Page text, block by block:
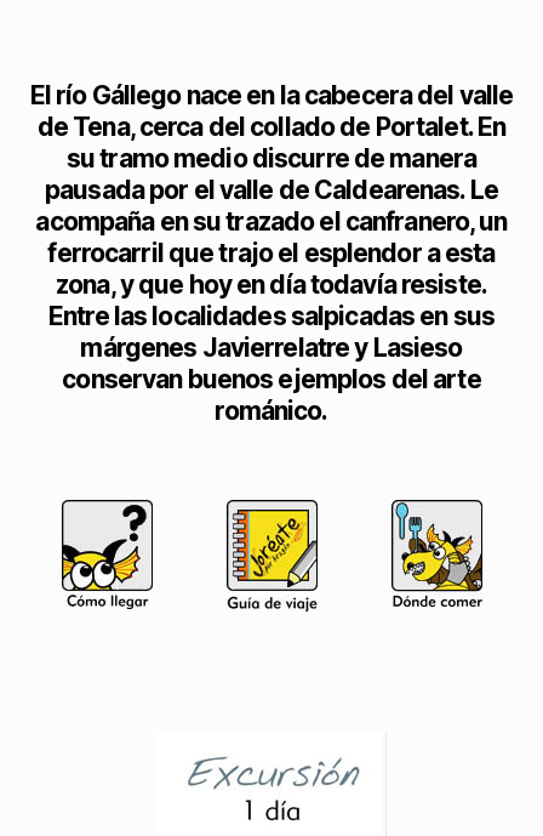
El río Gállego nace en la cabecera del valle
de Tena, cerca del collado de Portalet. En
su tramo medio discurre de manera
pausada por el valle de Caldearenas. Le
acompaña en su trazado el canfranero, un
ferrocarril que trajo el esplendor a esta
zona, y que hoy en día todavía resiste.
Entre las localidades salpicadas en sus
márgenes Javierrelatre y Lasieso
conservan buenos ejemplos del arte
románico.